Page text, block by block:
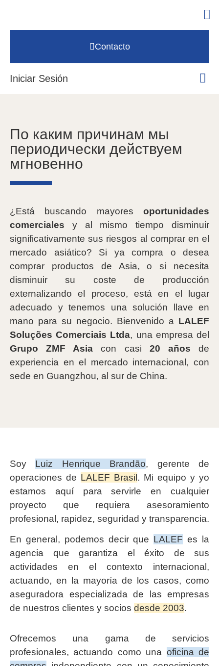
Contacto
Iniciar Sesión
По каким причинам мы
периодически действуем
мгновенно
¿Está buscando mayores oportunidades
comerciales y al mismo tiempo disminuir
significativamente sus riesgos al comprar en el
mercado asiático? Si ya compra o desea
comprar productos de Asia, o si necesita
disminuir su coste de producción
externalizando el proceso, está en el lugar
adecuado y tenemos una solución llave en
mano para su negocio. Bienvenido a LALEF
Soluções Comerciais Ltda, una empresa del
Grupo ZMF Asia con casi 20 años de
experiencia en el mercado internacional, con
sede en Guangzhou, al sur de China.
Soy Luiz Henrique Brandão, gerente de
operaciones de LALEF Brasil. Mi equipo y yo
estamos aquí para servirle en cualquier
proyecto que requiera asesoramiento
profesional, rapidez, seguridad y transparencia.
En general, podemos decir que LALEF es la
agencia que garantiza el éxito de sus
actividades en el contexto internacional,
actuando, en la mayoría de los casos, como
aseguradora especializada de las empresas
de nuestros clientes y socios desde 2003.
Ofrecemos una gama de servicios
profesionales, actuando como una oficina de